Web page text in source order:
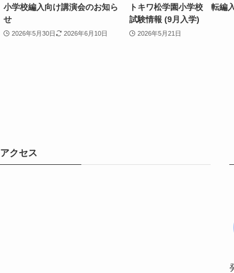
小学校編入向け講演会のお知ら
せ
2026年5月30日 2026年6月10日
トキワ松学園小学校 転編
試験情報 (9月入学)
2026年5月21日
アクセス